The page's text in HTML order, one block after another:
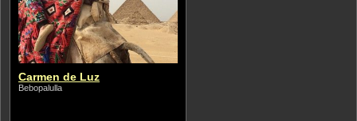
Carmen de Luz
Bebopalulla